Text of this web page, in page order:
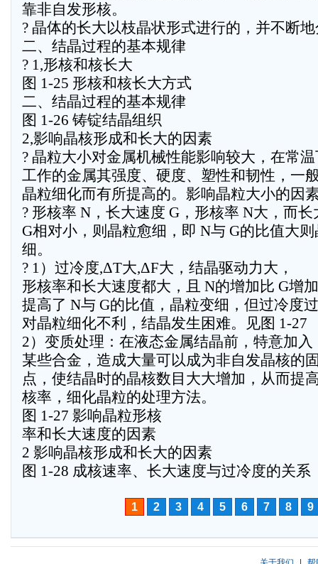
靠非自发形核。
? 晶体的长大以枝晶状形式进行的，并不断
二、结晶过程的基本规律
? 1,形核和核长大
图 1-25 形核和核长大方式
二、结晶过程的基本规律
图 1-26 铸锭结晶组织
2,影响晶核形成和长大的因素
? 晶粒大小对金属机械性能影响较大，在常
工作的金属其强度、硬度、塑性和韧性，一
晶粒细化而有所提高的。影响晶粒大小的因
? 形核率 N，长大速度 G，形核率 N大，而长
G相对小，则晶粒愈细，即 N与 G的比值大
细。
? 1）过冷度,ΔT大,ΔF大，结晶驱动力大，
形核率和长大速度都大，且 N的增加比 G增
提高了 N与 G的比值，晶粒变细，但过冷度
对晶粒细化不利，结晶发生困难。见图 1-27
2）变质处理：在液态金属结晶前，特意加入
某些合金，造成大量可以成为非自发晶核的
点，使结晶时的晶核数目大大增加，从而提
核率，细化晶粒的处理方法。
图 1-27 影响晶粒形核
率和长大速度的因素
2 影响晶核形成和长大的因素
图 1-28 成核速率、长大速度与过冷度的关系
1 2 3 4 5 6 7 8 9